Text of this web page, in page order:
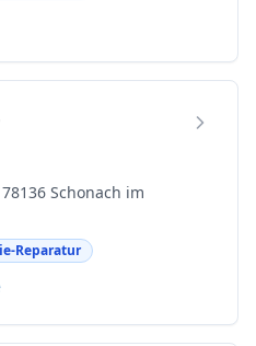
Schonach im
Reparatur